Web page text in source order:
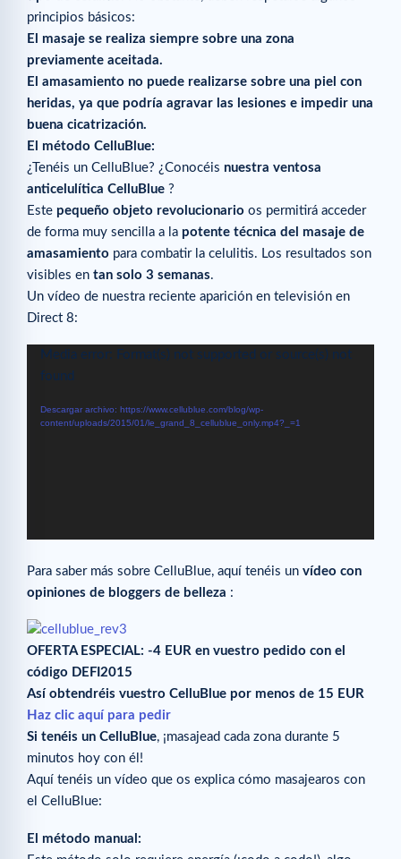
principios básicos:
El masaje se realiza siempre sobre una zona
previamente aceitada.
El amasamiento no puede realizarse sobre una piel con
heridas, ya que podría agravar las lesiones e impedir una
buena cicatrización.
El método CelluBlue:
¿Tenéis un CelluBlue? ¿Conocéis nuestra ventosa
anticelulítica CelluBlue ?
Este pequeño objeto revolucionario os permitirá acceder
de forma muy sencilla a la potente técnica del masaje de
amasamiento para combatir la celulitis. Los resultados son
visibles en tan solo 3 semanas.
Un vídeo de nuestra reciente aparición en televisión en
Direct 8:
Reproductor
Media error: Format(s) not supported or source(s) not
found
Descargar archivo: https://www.cellublue.com/blog/wp-
content/uploads/2015/01/le_grand_8_cellublue_only.mp4?_=1
Para saber más sobre CelluBlue, aquí tenéis un vídeo con
opiniones de bloggers de belleza :
OFERTA ESPECIAL: -4 EUR en vuestro pedido con el
código DEFI2015
Así obtendréis vuestro CelluBlue por menos de 15 EUR
Haz clic aquí para pedir
Si tenéis un CelluBlue, ¡masajead cada zona durante 5
minutos hoy con él!
Aquí tenéis un vídeo que os explica cómo masajearos con
el CelluBlue:
El método manual: